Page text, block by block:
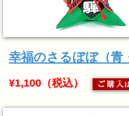
幸福のさるぼぼ（青
¥1,100（税込）